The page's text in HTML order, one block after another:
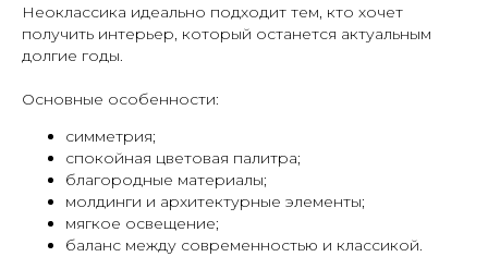
Неоклассика идеально подходит тем, кто хочет
получить интерьер, который останется актуальным
долгие годы.
Основные особенности:
симметрия;
спокойная цветовая палитра;
благородные материалы;
молдинги и архитектурные элементы;
мягкое освещение;
баланс между современностью и классикой.